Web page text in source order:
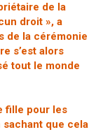
de la
droit », a
de la cérémonie
s’est alors
tout le monde
fille pour les
sachant que cela